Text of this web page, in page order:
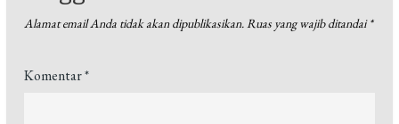
Alamat email Anda tidak akan dipublikasikan.Ruas yang wajib ditandai*
Komentar*